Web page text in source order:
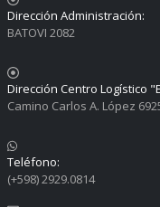
Dirección Administración:
BATOVI 2082
Dirección Centro Logístico
Camino Carlos A. López
Teléfono:
(+598) 2929.0814